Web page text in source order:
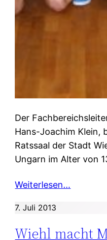
Der
Hans-Joachim Klein,
Ratssaal der Stadt
Ungarn im Alter von
Weiterlesen…
7. Juli 2013
Wiehl macht